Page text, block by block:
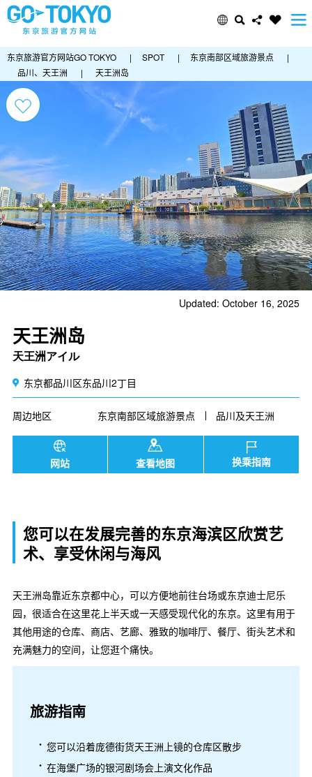
东京旅游官方网站GO TOKYO | SPOT | 东京南部区域旅游景点
|
品川、天王洲
| 天王洲岛
Updated: October 16, 2025
天王洲岛
天王洲アイル
东京都品川区东品川2丁目
周边地区 东京南部区域旅游景点 品川及天王洲
网站 查看地图 换乘指南
您可以在发展完善的东京海滨区欣赏艺
术、享受休闲与海风
天王洲岛靠近东京都中心，可以方便地前往台场或东京迪士尼乐
园，很适合在这里花上半天或一天感受现代化的东京。这里有用于
其他用途的仓库、商店、艺廊、雅致的咖啡厅、餐厅、街头艺术和
充满魅力的空间，让您逛个痛快。
旅游指南
您可以沿着庞德街货天王洲上镜的仓库区散步
在海堡广场的银河剧场会上演文化作品